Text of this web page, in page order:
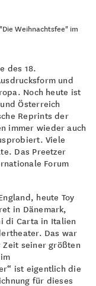
Weihnachtsfee" im
des 18.
und
Noch heute ist
Österreich
Reprints der
immer wieder auch
Viele
Das Preetzer
Forum
heute Toy
in Dänemark,
di Carta in Italien
Das war
Zeit seiner größten
ist eigentlich die
für dieses